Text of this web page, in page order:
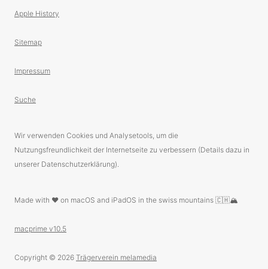
Apple History
Sitemap
Impressum
Suche
Wir verwenden Cookies und Analysetools, um die
Nutzungsfreundlichkeit der Internetseite zu verbessern (Details dazu in
unserer Datenschutzerklärung).
Made with ❤️ on macOS and iPadOS in the swiss mountains 🇨🇭🏔
macprime v10.5
Copyright © 2026 Trägerverein melamedia